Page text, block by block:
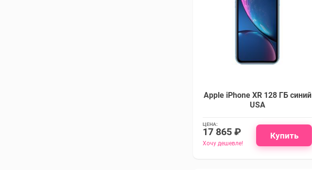
Apple iPhone XR 128 ГБ синий
USA
ЦЕНА:
17 865 ₽
Хочу дешевле!
Купить